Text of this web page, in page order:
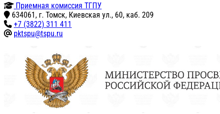
Приемная комиссия ТГПУ
634061, г. Томск, Киевская ул., 60, каб. 209
+7 (3822) 311 411
pktspu@tspu.ru